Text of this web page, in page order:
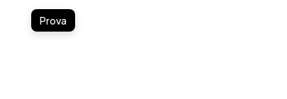
Prova